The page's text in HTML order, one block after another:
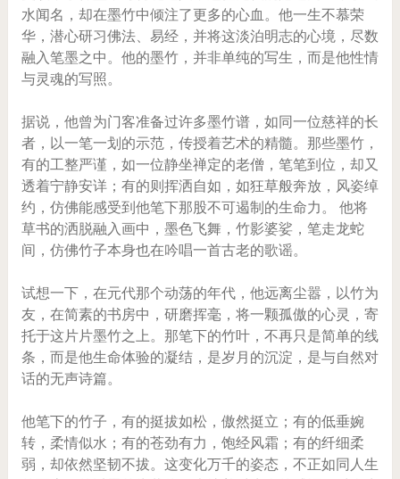
水闻名，却在墨竹中倾注了更多的心血。他一生不慕荣
华，潜心研习佛法、易经，并将这淡泊明志的心境，尽数
融入笔墨之中。他的墨竹，并非单纯的写生，而是他性情
与灵魂的写照。
据说，他曾为门客准备过许多墨竹谱，如同一位慈祥的长
者，以一笔一划的示范，传授着艺术的精髓。那些墨竹，
有的工整严谨，如一位静坐禅定的老僧，笔笔到位，却又
透着宁静安详；有的则挥洒自如，如狂草般奔放，风姿绰
约，仿佛能感受到他笔下那股不可遏制的生命力。 他将
草书的洒脱融入画中，墨色飞舞，竹影婆娑，笔走龙蛇
间，仿佛竹子本身也在吟唱一首古老的歌谣。
试想一下，在元代那个动荡的年代，他远离尘嚣，以竹为
友，在简素的书房中，研磨挥毫，将一颗孤傲的心灵，寄
托于这片片墨竹之上。那笔下的竹叶，不再只是简单的线
条，而是他生命体验的凝结，是岁月的沉淀，是与自然对
话的无声诗篇。
他笔下的竹子，有的挺拔如松，傲然挺立；有的低垂婉
转，柔情似水；有的苍劲有力，饱经风霜；有的纤细柔
弱，却依然坚韧不拔。这变化万千的姿态，不正如同人生